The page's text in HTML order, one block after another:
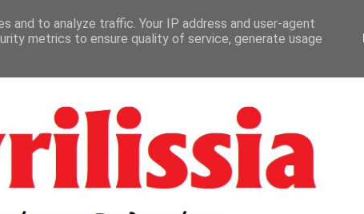
and to analyze traffic. Your IP address and user-agent
metrics to ensure quality of service, generate usage